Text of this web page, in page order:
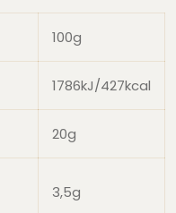
100g
1786kJ/427kcal
20g
3,5g